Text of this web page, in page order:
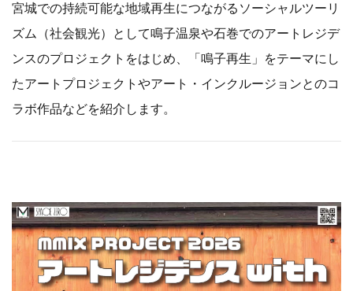
宮城での持続可能な地域再生につながるソーシャルツーリ
ズム（社会観光）として鳴子温泉や石巻でのアートレジデ
ンスのプロジェクトをはじめ、「鳴子再生」をテーマにし
たアートプロジェクトやアート・インクルージョンとのコ
ラボ作品などを紹介します。